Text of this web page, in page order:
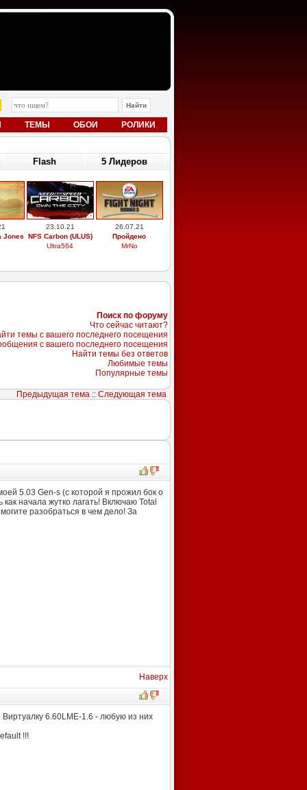
ТЕМЫ ОБОИ РОЛИКИ
Flash 5 Лидеров
23.09.23
10 Доктор
rupo360
23.09.23
11 Доктор и Эми
rupo360
Поиск по форуму
Что сейчас читают?
темы с вашего последнего посещения
с вашего последнего посещения
Найти темы без ответов
Любимые темы
Популярные темы
Предыдущая тема:: Следующая тема
5.03 Gen-s (c которой я прожил бок о
начала жутко лагать! Включаю Total
разобраться в чем дело! За
Наверх
6.60LME-1.6 - любую из них
!!!